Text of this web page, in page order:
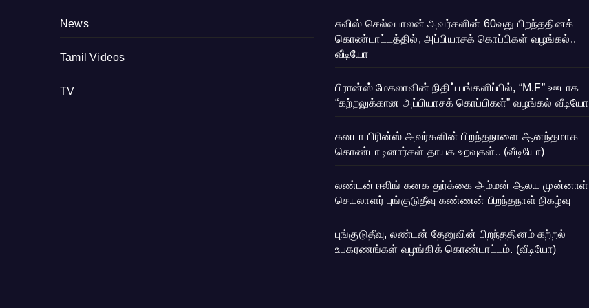
News
Tamil Videos
TV
சுவிஸ் செல்வபாலன் அவர்களின் 60வது பிறந்ததினக்
கொண்டாட்டத்தில், அப்பியாசக் கொப்பிகள் வழங்கல்..
வீடியோ
பிரான்ஸ் மேகலாவின் நிதிப் பங்களிப்பில், “M.F” ஊடாக
“கற்றலுக்கான அப்பியாசக் கொப்பிகள்” வழங்கல் வீடியோ
கனடா பிரின்ஸ் அவர்களின் பிறந்தநாளை ஆனந்தமாக
கொண்டாடினார்கள் தாயக உறவுகள்.. (வீடியோ)
லண்டன் ஈலிங் கனக துர்க்கை அம்மன் ஆலய முன்னாள்
செயலாளர் புங்குடுதீவு கண்ணன் பிறந்தநாள் நிகழ்வு
புங்குடுதீவு, லண்டன் தேனுவின் பிறந்ததினம் கற்றல்
உபகரணங்கள் வழங்கிக் கொண்டாட்டம். (வீடியோ)